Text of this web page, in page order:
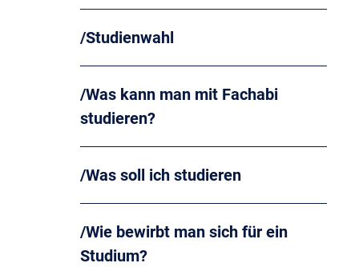
Studienwahl
Was kann man mit Fachabi
studieren?
Was soll ich studieren
Wie bewirbt man sich für ein
Studium?